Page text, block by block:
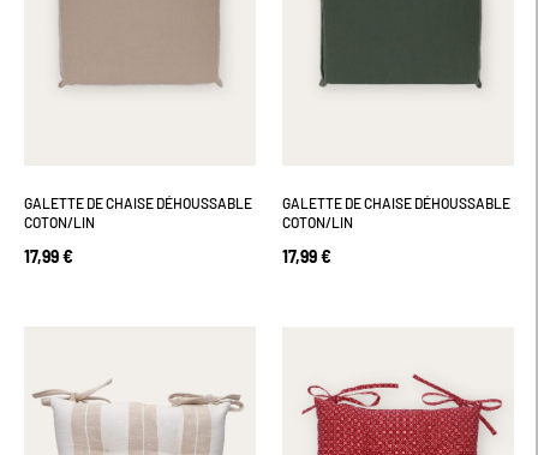
GALETTE DE CHAISE DÉHOUSSABLE
COTON/LIN
17,99 €
GALETTE DE CHAISE DÉHOUSSABLE
COTON/LIN
17,99 €